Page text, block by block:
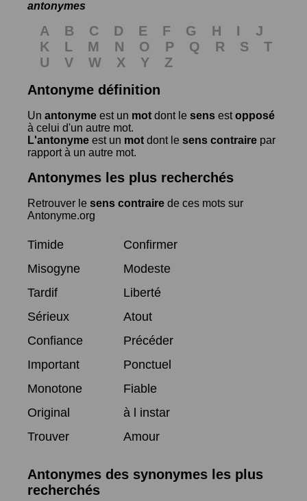
antonymes
A B C D E F G H I
J
K
L M N O P Q R S
T
U
V W X Y
Z
Antonyme définition
Un antonyme est un mot dont le sens estopposé
à celui d'un autre mot.
L'antonyme est un mot dont le sens contraire par
rapport à un autre mot.
Antonymes les plus recherchés
Retrouver le sens contraire de ces mots sur
Antonyme.org
Timide
Confirmer
Misogyne
Modeste
Tardif
Liberté
Sérieux
Atout
Confiance
Précéder
Important
Ponctuel
Monotone
Fiable
Original
à l instar
Trouver
Amour
Antonymes des synonymes les plus
recherchés